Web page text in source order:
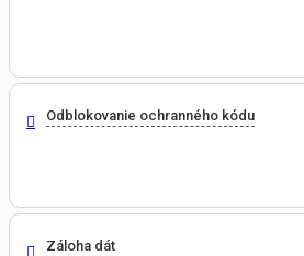
Odblokovanie ochranného kódu
Záloha dát